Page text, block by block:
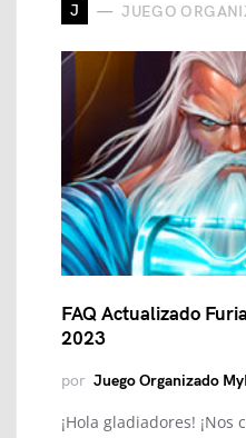
J JUEGO
FAQ Actualizado
2023
por Juego Organizado
¡Hola gladiadores!